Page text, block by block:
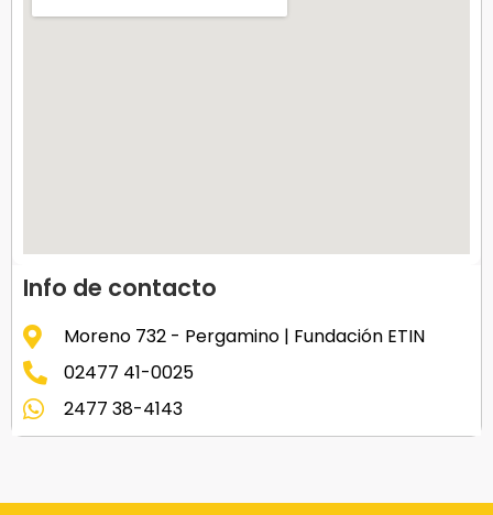
Info de contacto
Moreno 732 - Pergamino | Fundación ETIN
02477 41-0025
2477 38-4143